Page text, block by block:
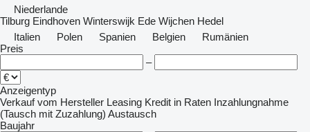
Niederlande
Tilburg Eindhoven Winterswijk Ede Wijchen Hedel
Italien
Polen Spanien Belgien
Rumänien
Preis
–
Anzeigentyp
Verkauf vom Hersteller Leasing Kredit in Raten Inzahlungnahme
(Tausch mit Zuzahlung) Austausch
Baujahr